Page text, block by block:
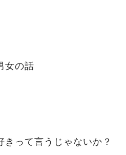
女の話
きって言うじゃないか？